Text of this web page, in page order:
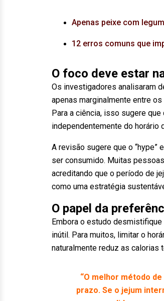
Apenas peixe com
12 erros comuns que
O foco deve estar
Os investigadores analisaram
apenas marginalmente entre
Para a ciência, isso sugere
independentemente do horário
A revisão sugere que o “hype”
ser consumido. Muitas
acreditando que o período de
como uma estratégia
O papel da
Embora o estudo desmistifique
inútil. Para muitos, limitar o
naturalmente reduz as calorias
“O melhor método
prazo. Se o jejum